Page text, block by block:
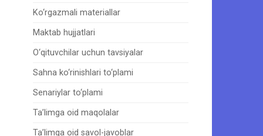
Ko‘rgazmali materiallar
Maktab hujjatlari
O‘qituvchilar uchun tavsiyalar
Sahna ko‘rinishlari to‘plami
Senariylar to‘plami
Ta’limga oid maqolalar
Ta’limga oid savol-javoblar